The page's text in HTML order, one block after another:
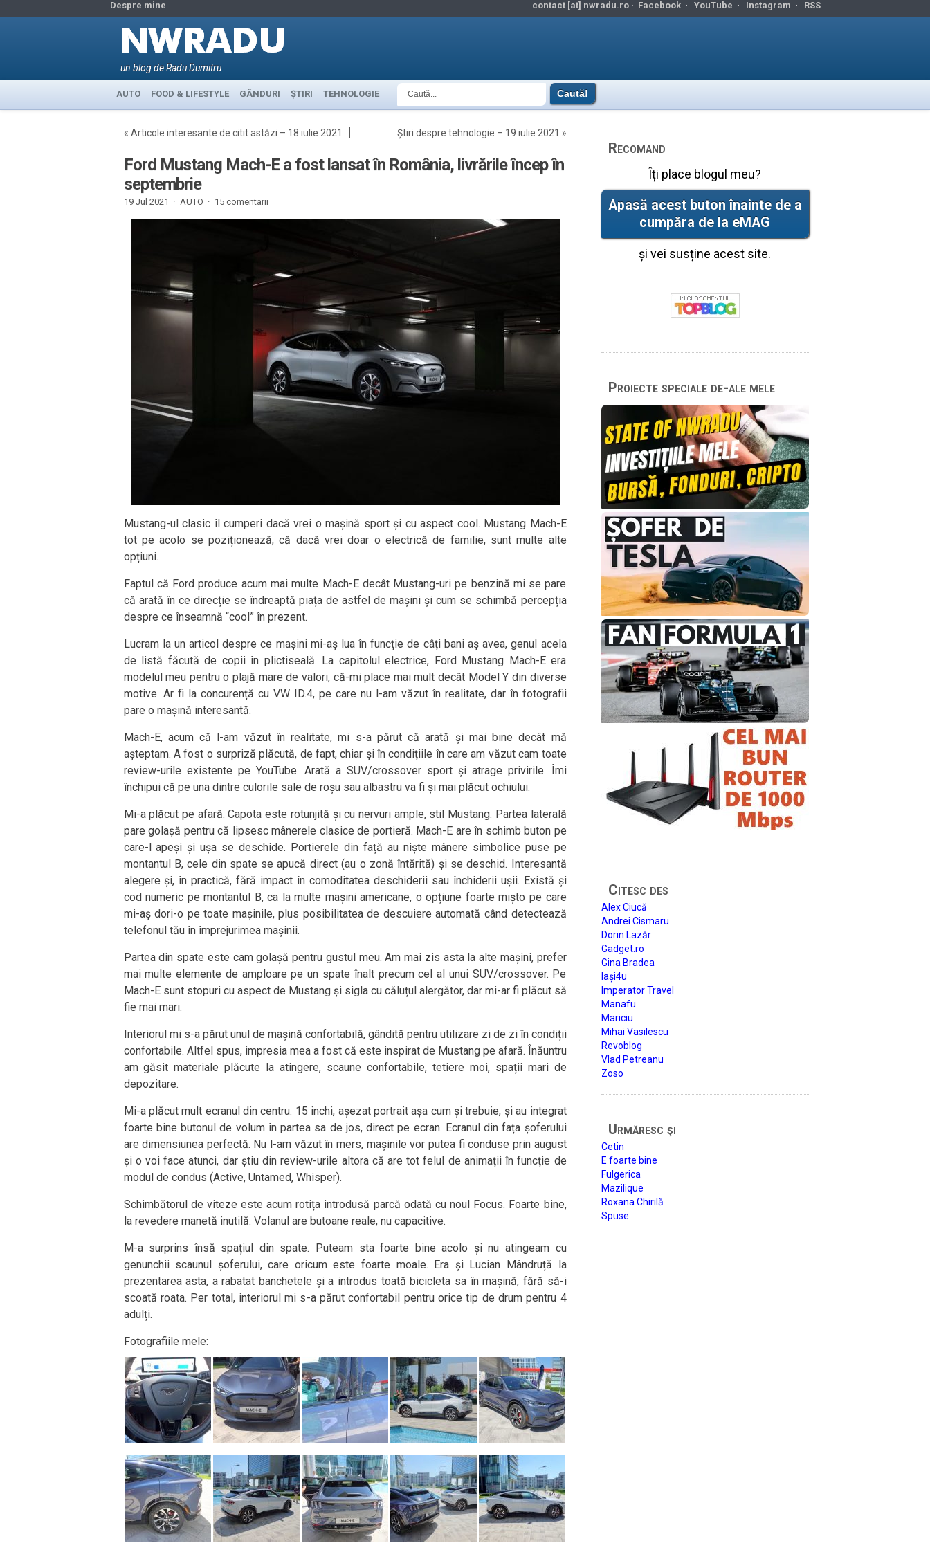
Despre mine contact [at] nwradu.ro · Facebook· YouTube · Instagram · RSS
un blog de Radu Dumitru
AUTO FOOD & LIFESTYLE GÂNDURI ȘTIRI TEHNOLOGIE
« Articole interesante de citit astăzi – 18 iulie 2021 Știri despre tehnologie – 19 iulie 2021 »
Ford Mustang Mach-E a fost lansat în România, livrările încep în
septembrie
19 Jul 2021 · AUTO · 15 comentarii
Mustang-ul clasic îl cumperi dacă vrei o mașină sport și cu aspect cool. Mustang Mach-E
tot pe acolo se poziționează, că dacă vrei doar o electrică de familie, sunt multe alte
opțiuni.
Faptul că Ford produce acum mai multe Mach-E decât Mustang-uri pe benzină mi se pare
că arată în ce direcție se îndreaptă piața de astfel de mașini și cum se schimbă percepția
despre ce înseamnă “cool” în prezent.
Lucram la un articol despre ce mașini mi-aș lua în funcție de câți bani aș avea, genul acela
de listă făcută de copii în plictiseală. La capitolul electrice, Ford Mustang Mach-E era
modelul meu pentru o plajă mare de valori, că-mi place mai mult decât Model Y din diverse
motive. Ar fi la concurență cu VW ID.4, pe care nu l-am văzut în realitate, dar în fotografii
pare o mașină interesantă.
Mach-E, acum că l-am văzut în realitate, mi s-a părut că arată și mai bine decât mă
așteptam. A fost o surpriză plăcută, de fapt, chiar și în condițiile în care am văzut cam toate
review-urile existente pe YouTube. Arată a SUV/crossover sport și atrage privirile. Îmi
închipui că pe una dintre culorile sale de roșu sau albastru va fi și mai plăcut ochiului.
Mi-a plăcut pe afară. Capota este rotunjită și cu nervuri ample, stil Mustang. Partea laterală
pare golașă pentru că lipsesc mânerele clasice de portieră. Mach-E are în schimb buton pe
care-l apeși și ușa se deschide. Portierele din față au niște mânere simbolice puse pe
montantul B, cele din spate se apucă direct (au o zonă întărită) și se deschid. Interesantă
alegere și, în practică, fără impact în comoditatea deschiderii sau închiderii ușii. Există și
cod numeric pe montantul B, ca la multe mașini americane, o opțiune foarte mișto pe care
mi-aș dori-o pe toate mașinile, plus posibilitatea de descuiere automată când detectează
telefonul tău în împrejurimea mașinii.
Partea din spate este cam golașă pentru gustul meu. Am mai zis asta la alte mașini, prefer
mai multe elemente de amploare pe un spate înalt precum cel al unui SUV/crossover. Pe
Mach-E sunt stopuri cu aspect de Mustang și sigla cu căluțul alergător, dar mi-ar fi plăcut să
fie mai mari.
Interiorul mi s-a părut unul de mașină confortabilă, gândită pentru utilizare zi de zi în condiții
confortabile. Altfel spus, impresia mea a fost că este inspirat de Mustang pe afară. Înăuntru
am găsit materiale plăcute la atingere, scaune confortabile, tetiere moi, spații mari de
depozitare.
Mi-a plăcut mult ecranul din centru. 15 inchi, așezat portrait așa cum și trebuie, și au integrat
foarte bine butonul de volum în partea sa de jos, direct pe ecran. Ecranul din fața șoferului
are dimensiunea perfectă. Nu l-am văzut în mers, mașinile vor putea fi conduse prin august
și o voi face atunci, dar știu din review-urile altora că are tot felul de animații în funcție de
modul de condus (Active, Untamed, Whisper).
Schimbătorul de viteze este acum rotița introdusă parcă odată cu noul Focus. Foarte bine,
la revedere manetă inutilă. Volanul are butoane reale, nu capacitive.
M-a surprins însă spațiul din spate. Puteam sta foarte bine acolo și nu atingeam cu
genunchii scaunul șoferului, care oricum este foarte moale. Era și Lucian Mândruță la
prezentarea asta, a rabatat banchetele și a introdus toată bicicleta sa în mașină, fără să-i
scoată roata. Per total, interiorul mi s-a părut confortabil pentru orice tip de drum pentru 4
adulți.
Fotografiile mele:
Recomand
Îți place blogul meu?
Apasă acest buton înainte de a
cumpăra de la eMAG
și vei susține acest site.
Proiecte speciale de-ale mele
Citesc des
Alex Ciucă
Andrei Cismaru
Dorin Lazăr
Gadget.ro
Gina Bradea
Iași4u
Imperator Travel
Manafu
Mariciu
Mihai Vasilescu
Revoblog
Vlad Petreanu
Zoso
Urmăresc şi
Cetin
E foarte bine
Fulgerica
Mazilique
Roxana Chirilă
Spuse